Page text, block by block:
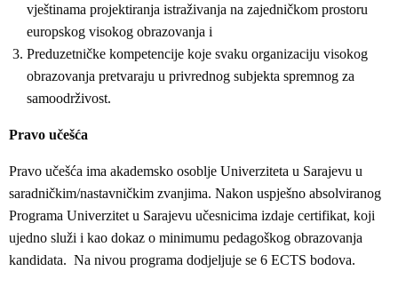
vještinama projektiranja istraživanja na zajedničkom prostoru
europskog visokog obrazovanja i
Preduzetničke kompetencije koje svaku organizaciju visokog
obrazovanja pretvaraju u privrednog subjekta spremnog za
samoodrživost.
Pravo učešća
Pravo učešća ima akademsko osoblje Univerziteta u Sarajevu u
saradničkim/nastavničkim zvanjima. Nakon uspješno absolviranog
Programa Univerzitet u Sarajevu učesnicima izdaje certifikat, koji
ujedno služi i kao dokaz o minimumu pedagoškog obrazovanja
kandidata. Na nivou programa dodjeljuje se 6 ECTS bodova.